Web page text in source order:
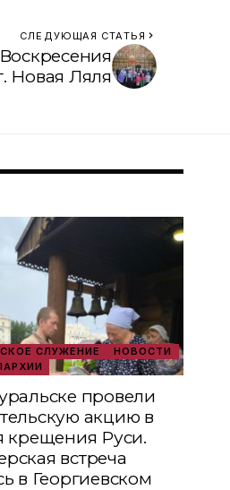
СЛЕДУЮЩАЯ СТАТЬЯ
Новая Ляля
СЛУЖЕНИЕ
НОВОСТИ
провели
акцию в
крещения Руси.
встреча
в Георгиевском